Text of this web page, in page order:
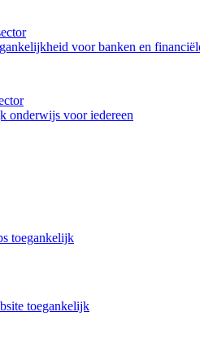
voor banken en
onderwijs voor iedereen
toegankelijk
toegankelijk